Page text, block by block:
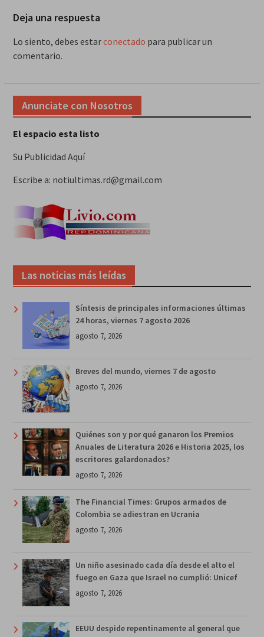
Deja una respuesta
Lo siento, debes estarconectado para publicar un
comentario.
Anunciate con Nosotros
El espacio esta listo
Su Publicidad Aquí
Escribe a: notiultimas.rd@gmail.com
Las noticias más leídas
Síntesis de principales informaciones últimas
24 horas, viernes 7 agosto 2026
agosto 7, 2026
Breves del mundo, viernes 7 de agosto
agosto 7, 2026
Quiénes son y por qué ganaron los Premios
Anuales de Literatura 2026 e Historia 2025, los
escritores galardonados?
agosto 7, 2026
The Financial Times: Grupos armados de
Colombia se adiestran en Ucrania
agosto 7, 2026
Un niño asesinado cada día desde el alto el
fuego en Gaza que Israel no cumplió: Unicef
agosto 7, 2026
EEUU despide repentinamente al general que